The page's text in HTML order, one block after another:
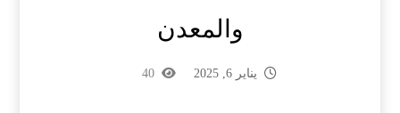
والمعدن
يناير 6, 2025 40